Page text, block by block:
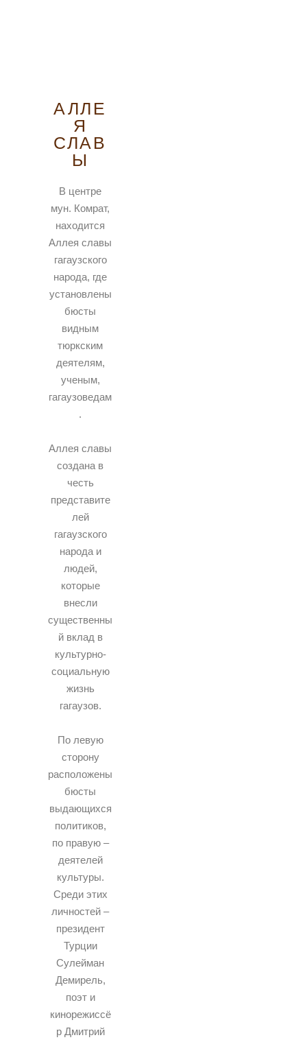
АЛЛЕ
Я
СЛАВ
Ы
В центре
мун. Комрат,
находится
Аллея славы
гагаузского
народа, где
установлены
бюсты
видным
тюркским
деятелям,
ученым,
гагаузоведам
.
Аллея славы
создана в
честь
представите
лей
гагаузского
народа и
людей,
которые
внесли
существенны
й вклад в
культурно-
социальную
жизнь
гагаузов.
По левую
сторону
расположены
бюсты
выдающихся
политиков,
по правую –
деятелей
культуры.
Среди этих
личностей –
президент
Турции
Сулейман
Демирель,
поэт и
кинорежиссё
р Дмитрий